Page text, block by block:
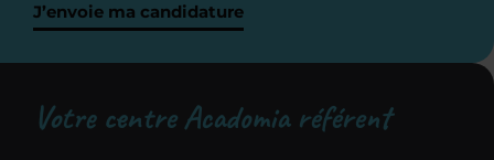
J’envoie ma candidature
Votre centre Acadomia référent